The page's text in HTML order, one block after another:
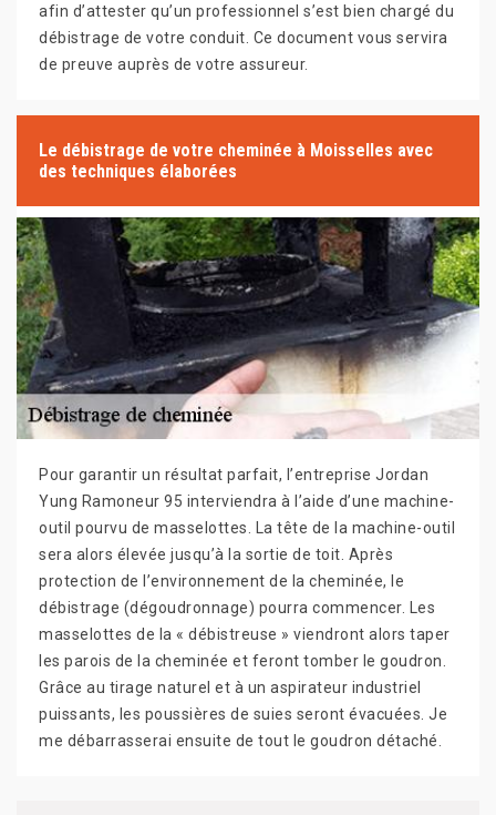
afin d’attester qu’un professionnel s’est bien chargé du
débistrage de votre conduit. Ce document vous servira
de preuve auprès de votre assureur.
Le débistrage de votre cheminée à Moisselles avec
des techniques élaborées
Pour garantir un résultat parfait, l’entreprise Jordan
Yung Ramoneur 95 interviendra à l’aide d’une machine-
outil pourvu de masselottes. La tête de la machine-outil
sera alors élevée jusqu’à la sortie de toit. Après
protection de l’environnement de la cheminée, le
débistrage (dégoudronnage) pourra commencer. Les
masselottes de la « débistreuse » viendront alors taper
les parois de la cheminée et feront tomber le goudron.
Grâce au tirage naturel et à un aspirateur industriel
puissants, les poussières de suies seront évacuées. Je
me débarrasserai ensuite de tout le goudron détaché.